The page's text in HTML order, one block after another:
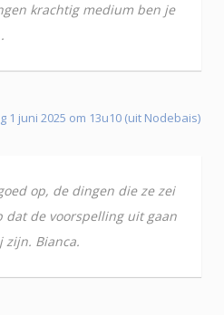
krachtig medium ben je
1 juni 2025 om 13u10 (uit Nodebais)
op, de dingen die ze zei
dat de voorspelling uit gaan
zijn. Bianca.